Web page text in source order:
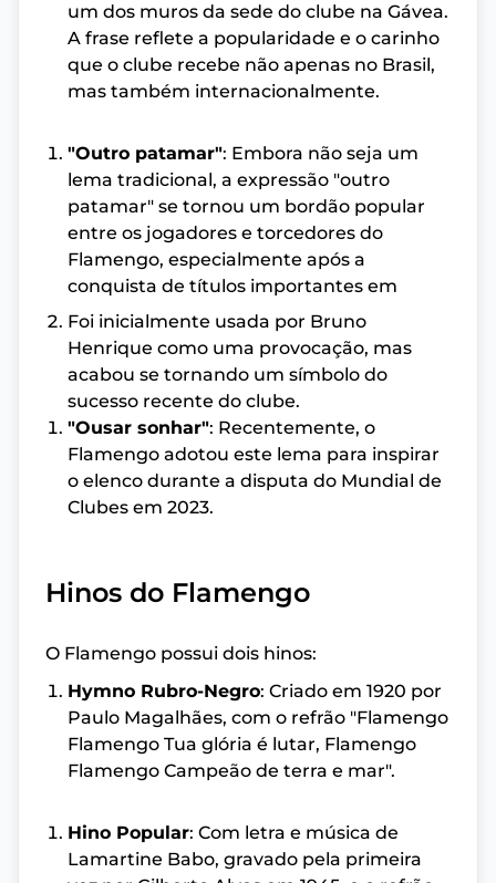
um dos muros da sede do clube na Gávea.
A frase reflete a popularidade e o carinho
que o clube recebe não apenas no Brasil,
mas também internacionalmente.
"Outro patamar": Embora não seja um
lema tradicional, a expressão "outro
patamar" se tornou um bordão popular
entre os jogadores e torcedores do
Flamengo, especialmente após a
conquista de títulos importantes em
Foi inicialmente usada por Bruno
Henrique como uma provocação, mas
acabou se tornando um símbolo do
sucesso recente do clube.
"Ousar sonhar": Recentemente, o
Flamengo adotou este lema para inspirar
o elenco durante a disputa do Mundial de
Clubes em 2023.
Hinos do Flamengo
O Flamengo possui dois hinos:
Hymno Rubro-Negro: Criado em 1920 por
Paulo Magalhães, com o refrão "Flamengo
Flamengo Tua glória é lutar, Flamengo
Flamengo Campeão de terra e mar".
Hino Popular: Com letra e música de
Lamartine Babo, gravado pela primeira